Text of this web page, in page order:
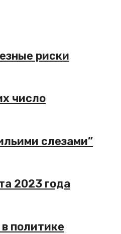
риски
число
слезами”
2023 года
политике